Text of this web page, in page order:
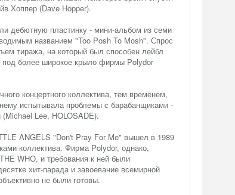
Хоппер (Dave Hopper).
дебютную пластинку - мини-альбом из семи
названием "Too Posh To Mosh". Спрос
тиража, на который был способен лейбл
под более широкое крыло фирмы Polydor
концертного коллектива, тем временем,
испытывала проблемы с барабанщиками -
Lee, HOLOSADE).
ANGELS "Don't Pray For Me" вышел в 1989
коллектива. Фирма Polydor, однако,
WHO, и требования к ней были
хит-парада и завоевание всемирной
не были готовы.